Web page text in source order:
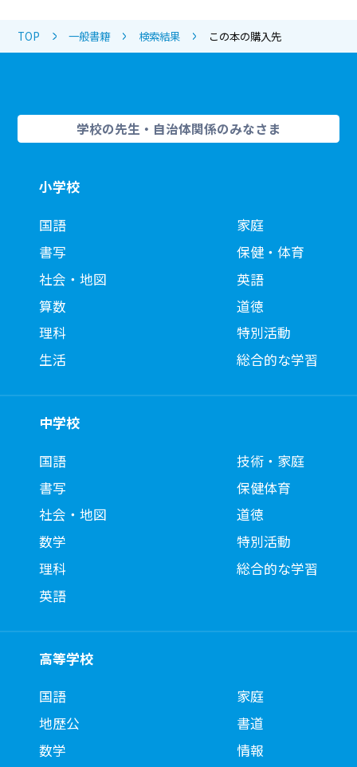
TOP 一般書籍 検索結果 この本の購入先
学校の先生・自治体関係のみなさま
小学校
国語
書写
社会・地図
算数
理科
生活
家庭
保健・体育
英語
道徳
特別活動
総合的な学習
中学校
国語
書写
社会・地図
数学
理科
英語
技術・家庭
保健体育
道徳
特別活動
総合的な学習
高等学校
国語
地歴公
数学
家庭
書道
情報